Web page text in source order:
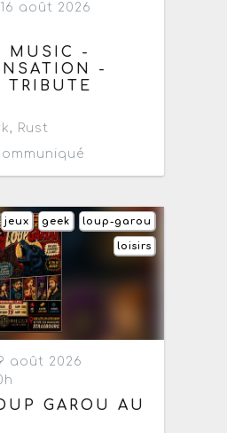
août 2026
MUSIC -
-
TRIBUTE
, Rust
loup-garou
geek
jeux
loisirs
août 2026
GAROU AU